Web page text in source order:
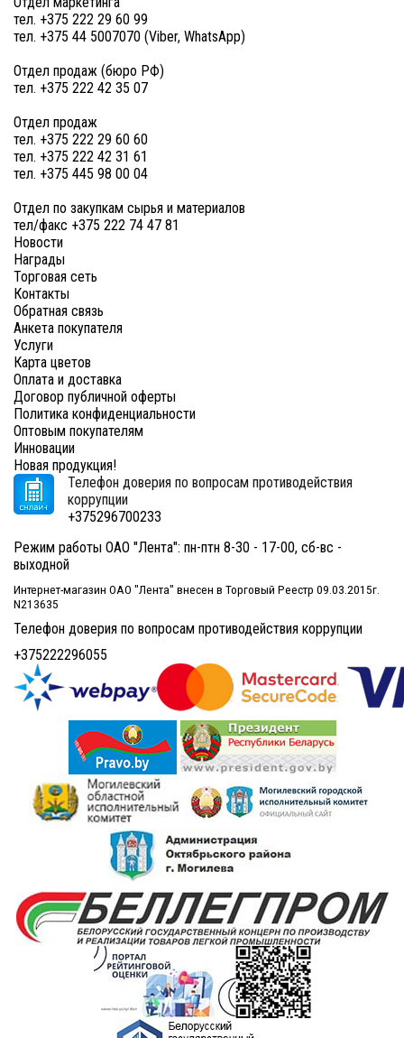
тел. +375 222 29 60 99
тел. +375 44 5007070 (Viber, WhatsApp)
Отдел продаж (бюро РФ)
тел. +375 222 42 35 07
Отдел продаж
тел. +375 222 29 60 60
тел. +375 222 42 31 61
тел. +375 445 98 00 04
Отдел по закупкам сырья и материалов
тел/факс +375 222 74 47 81
Новости
Награды
Торговая сеть
Контакты
Обратная связь
Анкета покупателя
Услуги
Карта цветов
Оплата и доставка
Договор публичной оферты
Политика конфиденциальности
Оптовым покупателям
Инновации
Новая продукция!
Телефон доверия по вопросам противодействия
коррупции
+375296700233
Режим работы ОАО "Лента": пн-птн 8-30 - 17-00, сб-вс -
выходной
Интернет-магазин ОАО "Лента" внесен в Торговый Реестр 09.03.2015г.
N213635
Телефон доверия по вопросам противодействия коррупции
+375222296055